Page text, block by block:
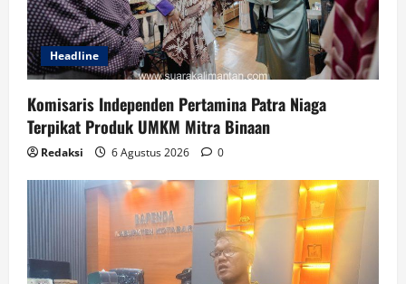
Headline
Komisaris Independen Pertamina Patra Niaga
Terpikat Produk UMKM Mitra Binaan
Redaksi 6 Agustus 2026 0